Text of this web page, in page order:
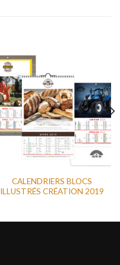
CALENDRIERS BLOCS
ILLUSTRÉS CRÉATION 2019